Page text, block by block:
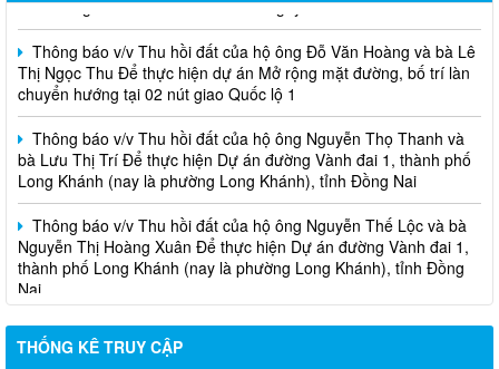
Thông báo v/v Thu hồi đất của hộ ông Đỗ Văn Hoàng và bà Lê
Thị Ngọc Thu Để thực hiện dự án Mở rộng mặt đường, bố trí làn
chuyển hướng tại 02 nút giao Quốc lộ 1
Thông báo v/v Thu hồi đất của hộ ông Nguyễn Thọ Thanh và
bà Lưu Thị Trí Để thực hiện Dự án đường Vành đai 1, thành phố
Long Khánh (nay là phường Long Khánh), tỉnh Đồng Nai
Thông báo v/v Thu hồi đất của hộ ông Nguyễn Thế Lộc và bà
Nguyễn Thị Hoàng Xuân Để thực hiện Dự án đường Vành đai 1,
thành phố Long Khánh (nay là phường Long Khánh), tỉnh Đồng
Nai
THỐNG KÊ TRUY CẬP